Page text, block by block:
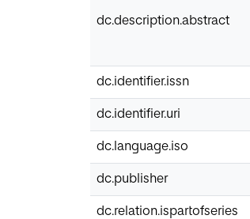
dc.description.abstract
dc.identifier.issn
dc.identifier.uri
dc.language.iso
dc.publisher
dc.relation.ispartofseries